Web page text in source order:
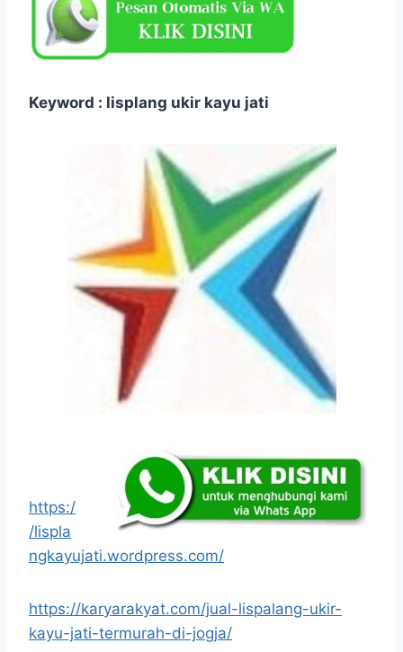
Keyword : lisplang ukir kayu jati
https:/
/lispla
ngkayujati.wordpress.com/
https://karyarakyat.com/jual-lispalang-ukir-
kayu-jati-termurah-di-jogja/